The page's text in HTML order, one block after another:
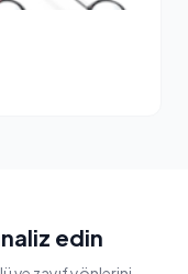
edin